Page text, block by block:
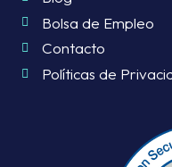
Bolsa de Empleo
Contacto
Políticas de